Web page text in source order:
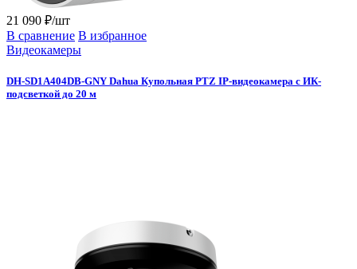
21 090 ₽/шт
В сравнение В избранное
Видеокамеры
DH-SD1A404DB-GNY Dahua Купольная PTZ IP-видеокамера с ИК-
подсветкой до 20 м